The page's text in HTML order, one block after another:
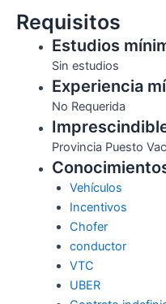
Requisitos
Estudios
Sin estudios
Experiencia
No Requerida
Provincia Puesto
Vehículos
Incentivos
Chofer
conductor
VTC
UBER